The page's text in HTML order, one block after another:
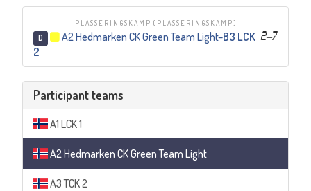
PLASSERINGSKAMP (PLASSERINGSKAMP)
D 2–7
A2 Hedmarken CK Green Team Light–B3 LCK
2
Participant teams
A1 LCK 1
A2 Hedmarken CK Green Team Light
A3 TCK 2